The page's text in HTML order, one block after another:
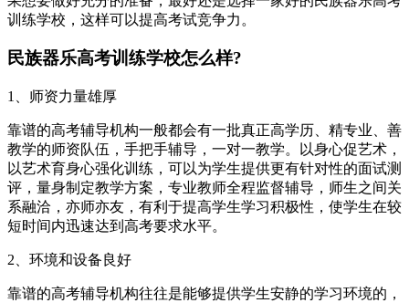
训练学校，这样可以提高考试竞争力。
民族器乐高考训练学校怎么样?
1、师资力量雄厚
靠谱的高考辅导机构一般都会有一批真正高学历、精专业、善
教学的师资队伍，手把手辅导，一对一教学。以身心促艺术，
以艺术育身心强化训练，可以为学生提供更有针对性的面试测
评，量身制定教学方案，专业教师全程监督辅导，师生之间关
系融洽，亦师亦友，有利于提高学生学习积极性，使学生在较
短时间内迅速达到高考要求水平。
2、环境和设备良好
靠谱的高考辅导机构往往是能够提供学生安静的学习环境的，